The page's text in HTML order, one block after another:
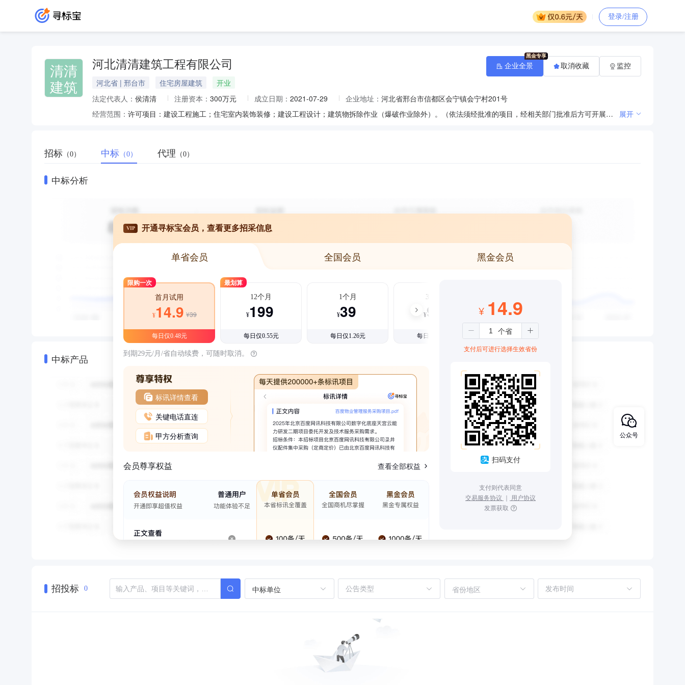
登录/注册
清清
建筑
河北清清建筑工程有限公司
河北省 | 邢台市 住宅房屋建筑
开业
法定代表人： 侯清清 注册资本： 300万元 成立日期： 2021-07-29 企业地址： 河北省邢台市信都区会宁镇会宁村201号
经营范围：
许可项目：建设工程施工；住宅室内装饰装修；建设工程设计；建筑物拆除作业（爆破作业除外）。（依法须经批准的项目，经相关部门批准后方可开展经营活动，具体经营项目以相关部门批准文件或许可证件为准）一般项目：园林绿化工程施工；土石方工程施工；金属门窗工程施工；专业保洁、清洗、消毒服务；建筑物清洁服务；消防技术服务；消防器材销售；日用杂品销售；建筑材料销售；五金产品零售；门窗销售；金属制品销售；日用玻璃制品销售；机械设备销售；建筑工程用机械销售；专用设备修理；通用设备修理；电子、机械设备维护（不含特种设备）。（除依法须经批准的项目外，凭营业执照依法自主开展经营活动） 展开
企业全景 取消收藏 监控
招标 （0） 中标 （0） 代理 （0）
中标分析
中标产品
VIP 开通寻标宝会员，查看更多招采信息
单省会员 全国会员 黑金会员
限购一次
首月试用
¥14.9 ¥39
每日仅0.48元
最划算
12个月
¥199
每日仅0.55元
1个月
¥39
每日仅1.26元
3个月
¥99
每日仅1.08元
到期29元/月/省自动续费，可随时取消。
标讯详情查看
关键电话直连
甲方分析查询
会员尊享权益 查看全部权益
¥ 14.9
支付后可进行选择生效省份
扫码支付
支付则代表同意
交易服务协议 ｜ 用户协议
发票获取
招投标 0 中标单位 省份地区
公众号